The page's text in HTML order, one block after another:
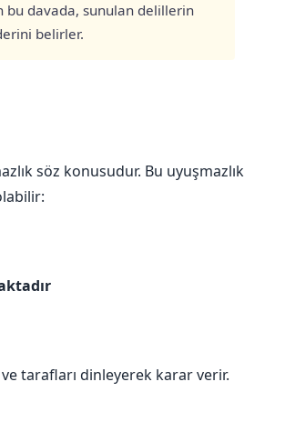
bu davada, sunulan delillerin
belirler.
söz konusudur. Bu uyuşmazlık
tarafları dinleyerek karar verir.